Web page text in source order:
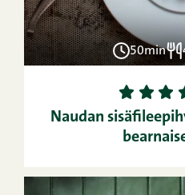
50min
1 2 3
Naudan